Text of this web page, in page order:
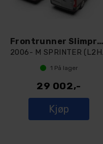
Frontrunner Slimpro Roof Rack
1 På lager
29 002,-
Kjøp